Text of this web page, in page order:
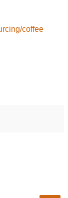
coffee